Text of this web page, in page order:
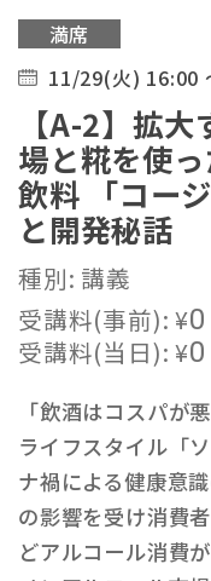
満席
11/29(火) 16:00
【A-2】拡
場と糀を使
飲料 「コー
と開発秘話
種別: 講義
受講料(事前):¥0
受講料(当日):¥0
「飲酒はコスパが
ライフスタイル「
ナ禍による健康意
の影響を受け消費
どアルコール消費